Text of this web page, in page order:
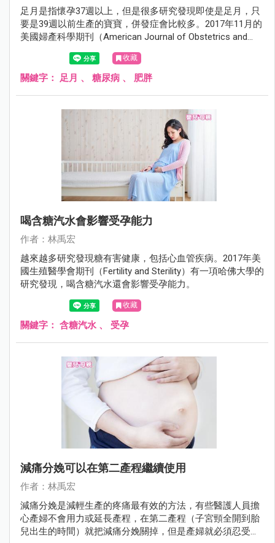
足月是指懷孕37週以上，但是很多研究發現即使是足月，只
要是39週以前生產的寶寶，併發症會比較多。2017年11月的
美國婦產科學期刊（American Journal of Obstetrics and
Gynecology）有一項研究發現39週以前出生的寶寶，將來罹
患新陳代謝疾病的機會比較高。
收藏
關鍵字： 足月 、 糖尿病 、 肥胖
喝含糖汽水會影響受孕能力
作者：林禹宏
越來越多研究發現糖有害健康，包括心血管疾病。2017年美
國生殖醫學會期刊（Fertility and Sterility）有一項哈佛大學的
研究發現，喝含糖汽水還會影響受孕能力。
收藏
關鍵字： 含糖汽水 、 受孕
減痛分娩可以在第二產程繼續使用
作者：林禹宏
減痛分娩是減輕生產的疼痛最有效的方法，有些醫護人員擔
心產婦不會用力或延長產程，在第二產程（子宮頸全開到胎
兒出生的時間）就把減痛分娩關掉，但是產婦就必須忍受生